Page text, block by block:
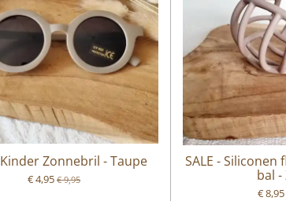
Kinder Zonnebril - Taupe
€ 4,95 € 9,95
SALE -
bal -
€ 8,95